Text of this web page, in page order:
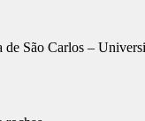
São Carlos –